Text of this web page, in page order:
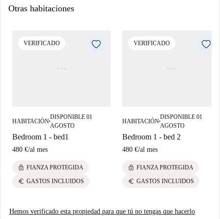
Dame 1 razón más para vivir aquí ...
Otras habitaciones
VERIFICADO
HABITACIÓN■
DISPONIBLE 01
AGOSTO
Bedroom 1 - bed1
480 €/al mes
lock FIANZA PROTEGIDA
euro GASTOS INCLUIDOS
VERIFICADO
HABITACIÓN■
DISPONIBLE 01
AGOSTO
Bedroom 1 - bed 2
480 €/al mes
lock FIANZA PROTEGIDA
euro GASTOS INCLUIDOS
Hemos verificado esta propiedad para que tú no tengas que hacerlo